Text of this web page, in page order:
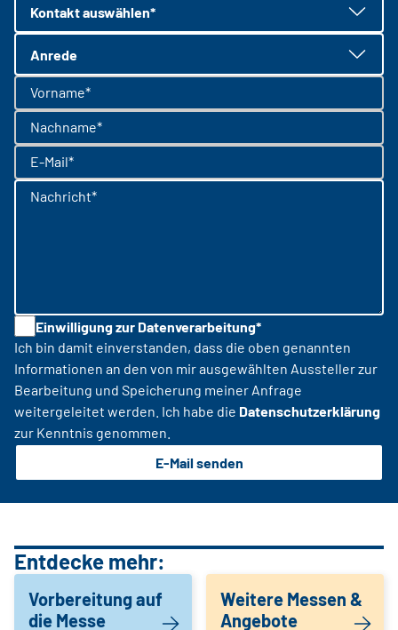
Kontakt auswählen*
Anrede
Vorname*
Nachname*
E-Mail*
Nachricht*
Einwilligung zur Datenverarbeitung*
Ich bin damit einverstanden, dass die oben genannten
Informationen an den von mir ausgewählten Aussteller zur
Bearbeitung und Speicherung meiner Anfrage
weitergeleitet werden. Ich habe die Datenschutzerklärung
zur Kenntnis genommen.
E-Mail senden
Entdecke mehr:
Vorbereitung auf
die Messe
Weitere Messen &
Angebote